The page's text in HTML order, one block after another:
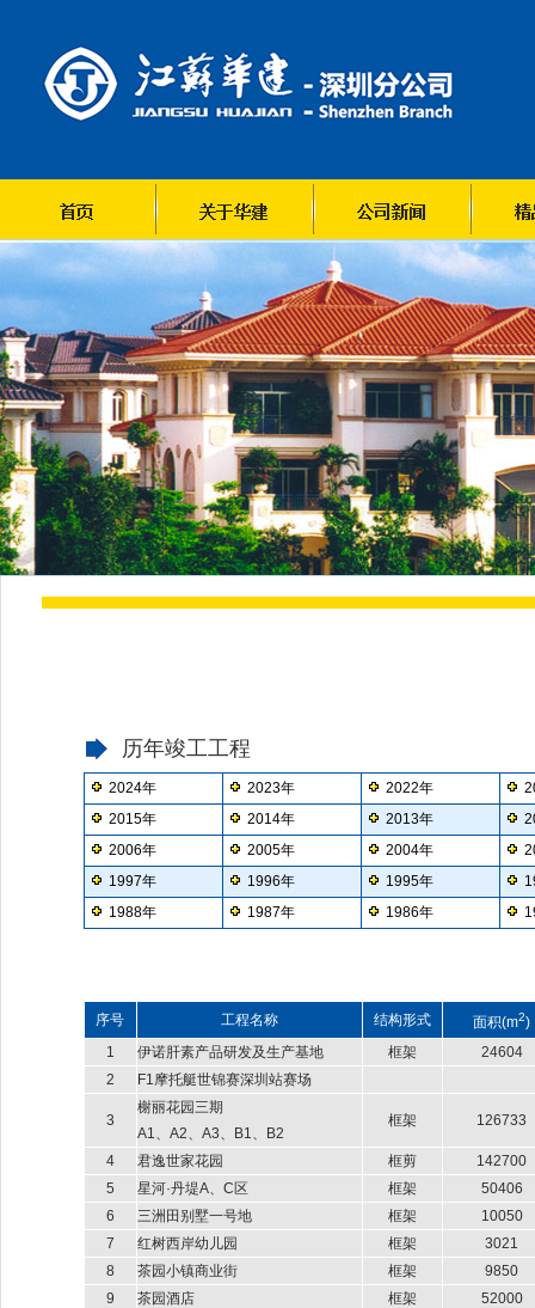
历年竣工工程
2024年 2023年 2022年
2015年
2014年 2013年
2006年
2005年 2004年
1997年
1996年 1995年
1988年
1987年 1986年
序号 工程名称 结构形式 面积(m2)
1
伊诺肝素产品研发及生产基地 框架
24604
2
F1摩托艇世锦赛深圳站赛场
3
榭丽花园三期
A1、A2、A3、B1、B2
框架 126733
4 君逸世家花园 框剪
142700
5
星河·丹堤A、C区 框架
50406
6
三洲田别墅一号地 框架
10050
7
红树西岸幼儿园 框架
3021
8
茶园小镇商业街 框架
9850
9
茶园酒店 框架
52000